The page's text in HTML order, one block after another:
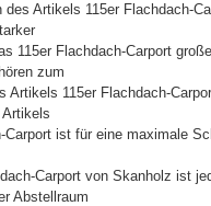
des Artikels 115er Flachdach-
115er Flachdach-Carport
zum
Artikels 115er Flachdach-
Carport ist für eine maximale
Carport von Skanholz ist
Abstellraum